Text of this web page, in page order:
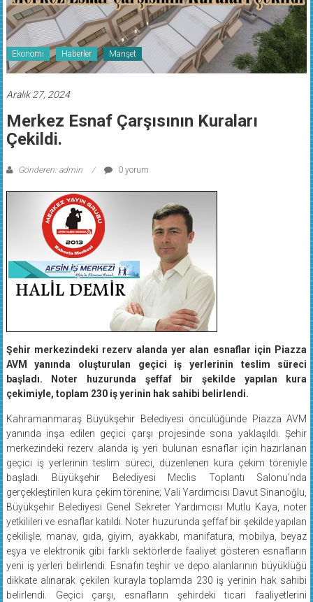
Ekonomi Haberler Manşet
Merkez Esnaf Çarşısının Kuraları
Çekildi.
AVM yanında oluşturulan geçici iş yerlerinin teslim süreci
başladı. Noter huzurunda şeffaf bir şekilde yapılan kura
çekimiyle, toplam 230 iş yerinin hak sahibi belirlendi.
yanında inşa edilen geçici çarşı projesinde sona yaklaşıldı. Şehir
merkezindeki rezerv alanda iş yeri bulunan esnaflar için hazırlanan
geçici iş yerlerinin teslim süreci, düzenlenen kura çekim töreniyle
başladı. Büyükşehir Belediyesi Meclis Toplantı Salonu’nda
gerçekleştirilen kura çekim törenine; Vali Yardımcısı Davut Sinanoğlu,
Büyükşehir Belediyesi Genel Sekreter Yardımcısı Mutlu Kaya, noter
yetkilileri ve esnaflar katıldı. Noter huzurunda şeffaf bir şekilde yapılan
çekilişle; manav, gıda, giyim, ayakkabı, manifatura, mobilya, beyaz
eşya ve elektronik gibi farklı sektörlerde faaliyet gösteren esnafların
yeni iş yerleri belirlendi. Esnafın teşhir ve depo alanlarının büyüklüğü
dikkate alınarak çekilen kurayla toplamda 230 iş yerinin hak sahibi
belirlendi. Geçici çarşı, esnafların şehirdeki ticari faaliyetlerini